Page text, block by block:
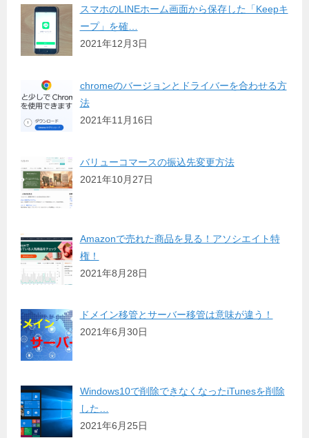
スマホのLINEホーム画面から保存した「Keepキ
ープ」を確…
2021年12月3日
chromeのバージョンとドライバーを合わせる方
法
2021年11月16日
バリューコマースの振込先変更方法
2021年10月27日
Amazonで売れた商品を見る！アソシエイト特
権！
2021年8月28日
ドメイン移管とサーバー移管は意味が違う！
2021年6月30日
Windows10で削除できなくなったiTunesを削除
した…
2021年6月25日